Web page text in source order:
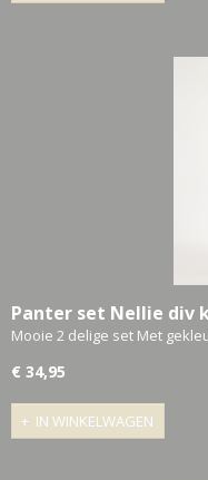
Panter set Nellie div
Mooie 2 delige set Met
€ 34,95
IN WINKELWAGEN